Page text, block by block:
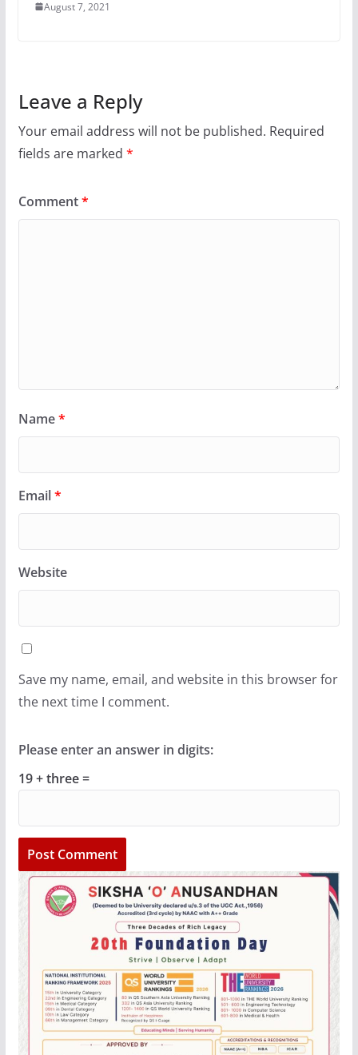
August 7, 2021
Leave a Reply
Your email address will not be published. Required
fields are marked *
Comment*
Name*
Email*
Website
Save my name, email, and website in this browser for
the next time I comment.
Please enter an answer in digits:
19 + three =